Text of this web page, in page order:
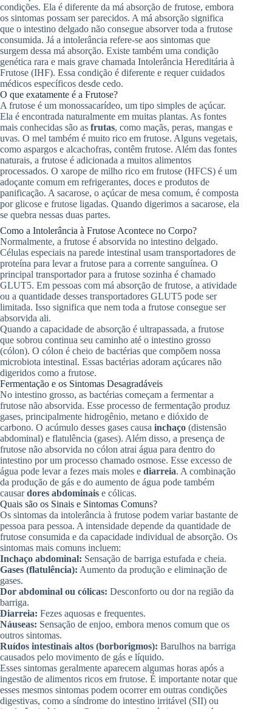
condições. Ela é diferente da má absorção de frutose, embora
os sintomas possam ser parecidos. A má absorção significa
que o intestino delgado não consegue absorver toda a frutose
consumida. Já a intolerância refere-se aos sintomas que
surgem dessa má absorção. Existe também uma condição
genética rara e mais grave chamada Intolerância Hereditária à
Frutose (IHF). Essa condição é diferente e requer cuidados
médicos específicos desde cedo.
O que exatamente é a Frutose?
A frutose é um monossacarídeo, um tipo simples de açúcar.
Ela é encontrada naturalmente em muitas plantas. As fontes
mais conhecidas são as frutas, como maçãs, peras, mangas e
uvas. O mel também é muito rico em frutose. Alguns vegetais,
como aspargos e alcachofras, contêm frutose. Além das fontes
naturais, a frutose é adicionada a muitos alimentos
processados. O xarope de milho rico em frutose (HFCS) é um
adoçante comum em refrigerantes, doces e produtos de
panificação. A sacarose, o açúcar de mesa comum, é composta
por glicose e frutose ligadas. Quando digerimos a sacarose, ela
se quebra nessas duas partes.
Como a Intolerância à Frutose Acontece no Corpo?
Normalmente, a frutose é absorvida no intestino delgado.
Células especiais na parede intestinal usam transportadores de
proteína para levar a frutose para a corrente sanguínea. O
principal transportador para a frutose sozinha é chamado
GLUT5. Em pessoas com má absorção de frutose, a atividade
ou a quantidade desses transportadores GLUT5 pode ser
limitada. Isso significa que nem toda a frutose consegue ser
absorvida ali.
Quando a capacidade de absorção é ultrapassada, a frutose
que sobrou continua seu caminho até o intestino grosso
(cólon). O cólon é cheio de bactérias que compõem nossa
microbiota intestinal. Essas bactérias adoram açúcares não
digeridos como a frutose.
Fermentação e os Sintomas Desagradáveis
No intestino grosso, as bactérias começam a fermentar a
frutose não absorvida. Esse processo de fermentação produz
gases, principalmente hidrogênio, metano e dióxido de
carbono. O acúmulo desses gases causa inchaço (distensão
abdominal) e flatulência (gases). Além disso, a presença de
frutose não absorvida no cólon atrai água para dentro do
intestino por um processo chamado osmose. Esse excesso de
água pode levar a fezes mais moles e diarreia. A combinação
da produção de gás e do aumento de água pode também
causardores abdominais e cólicas.
Quais são os Sinais e Sintomas Comuns?
Os sintomas da intolerância à frutose podem variar bastante de
pessoa para pessoa. A intensidade depende da quantidade de
frutose consumida e da capacidade individual de absorção. Os
sintomas mais comuns incluem:
Inchaço abdominal: Sensação de barriga estufada e cheia.
Gases (flatulência): Aumento da produção e eliminação de
gases.
Dor abdominal ou cólicas: Desconforto ou dor na região da
barriga.
Diarreia: Fezes aquosas e frequentes.
Náuseas: Sensação de enjoo, embora menos comum que os
outros sintomas.
Ruídos intestinais altos (borborigmos): Barulhos na barriga
causados pelo movimento de gás e líquido.
Esses sintomas geralmente aparecem algumas horas após a
ingestão de alimentos ricos em frutose. É importante notar que
esses mesmos sintomas podem ocorrer em outras condições
digestivas, como a síndrome do intestino irritável (SII) ou